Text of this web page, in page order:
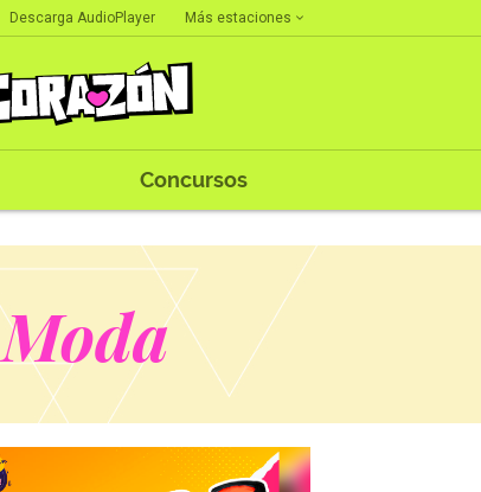
Descarga AudioPlayer Más estaciones
Concursos
Moda